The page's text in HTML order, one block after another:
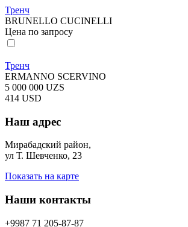
Тренч
BRUNELLO CUCINELLI
Цена по запросу
Тренч
ERMANNO SCERVINO
5 000 000 UZS
414 USD
Наш адрес
Мирабадский район,
ул Т. Шевченко, 23
Показать на карте
Наши контакты
+9987 71 205-87-87